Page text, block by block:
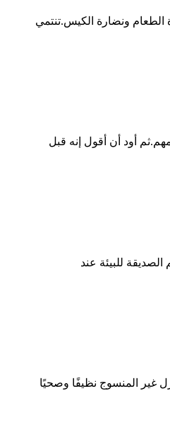
الطعام ونضارة الكيس.تنتمي
أود أن أقول إنه قبل
للبيئة عند
غير المنسوج نظيفًا وصحيًا